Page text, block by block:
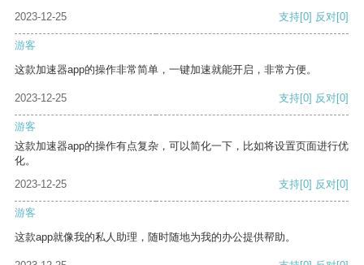
2023-12-25
支持[0] 反对[0]
游客
这款加速器app的操作非常简单，一键加速就能开启，非常方便。
2023-12-25 支持[0] 反对[0]
游客
这款加速器app的操作有点复杂，可以简化一下，比如将设置页面进行优
化。
2023-12-25
支持[0] 反对[0]
游客
这款app就像我的私人助理，随时随地为我的办公提供帮助。